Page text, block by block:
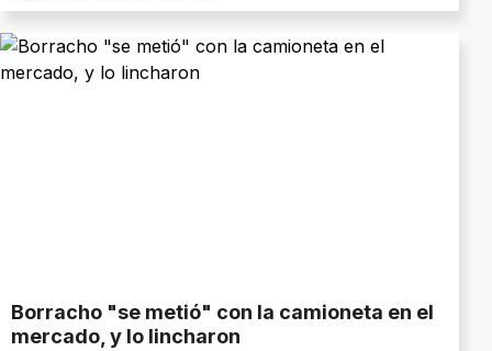
Borracho "se metió" con la camioneta en el
mercado, y lo lincharon